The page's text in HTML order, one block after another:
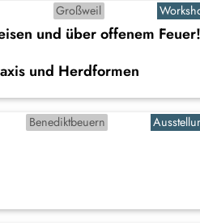
Großweil
und über offenem Feuer!
und Herdformen
Benediktbeuern